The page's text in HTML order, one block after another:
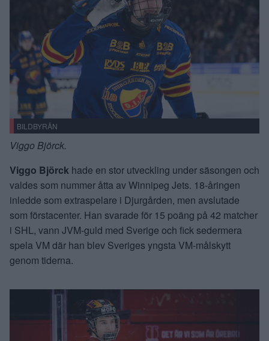
BILDBYRÅN
Viggo Björck.
Viggo Björck hade en stor utveckling under säsongen och
valdes som nummer åtta av Winnipeg Jets. 18-åringen
inledde som extraspelare i Djurgården, men avslutade
som förstacenter. Han svarade för 15 poäng på 42 matcher
i SHL, vann JVM-guld med Sverige och fick sedermera
spela VM där han blev Sveriges yngsta VM-målskytt
genom tiderna.